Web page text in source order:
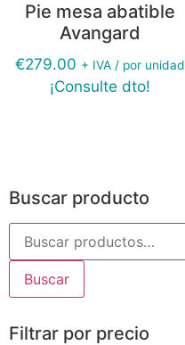
Buscar producto
Buscar
Filtrar por precio
Pie mesa abatible
Avangard
€279.00 + IVA / por unidad
¡Consulte dto!